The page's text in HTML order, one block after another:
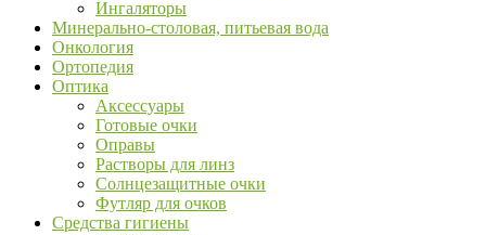
Ингаляторы
Минерально-столовая, питьевая вода
Онкология
Ортопедия
Оптика
Аксессуары
Готовые очки
Оправы
Растворы для линз
Солнцезащитные очки
Футляр для очков
Средства гигиены